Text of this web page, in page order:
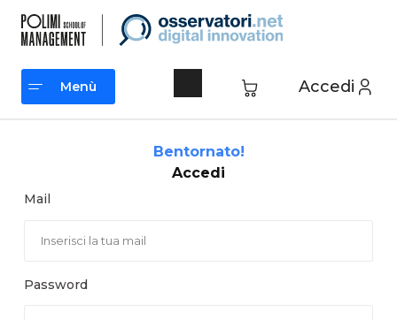
contenuto
Accedi
Menù
Bentornato!
Accedi
Mail
Password